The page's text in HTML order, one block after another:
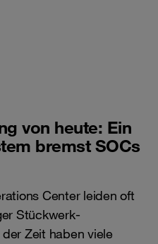
von heute: Ein
bremst SOCs
Center leiden oft
Stückwerk-
Zeit haben viele